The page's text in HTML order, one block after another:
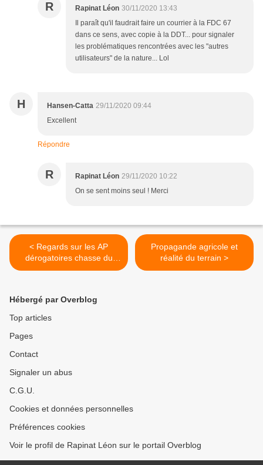
R Rapinat Léon 30/11/2020 13:43
Il paraît qu'il faudrait faire un courrier à la FDC 67
dans ce sens, avec copie à la DDT... pour signaler
les problématiques rencontrées avec les "autres
utilisateurs" de la nature... Lol
H Hansen-Catta 29/11/2020 09:44
Excellent
Répondre
R Rapinat Léon 29/11/2020 10:22
On se sent moins seul ! Merci
< Regards sur les AP
dérogatoires chasse du
Grand Est.
Propagande agricole et
réalité du terrain >
Hébergé par Overblog
Top articles
Pages
Contact
Signaler un abus
C.G.U.
Cookies et données personnelles
Préférences cookies
Voir le profil de Rapinat Léon sur le portail Overblog